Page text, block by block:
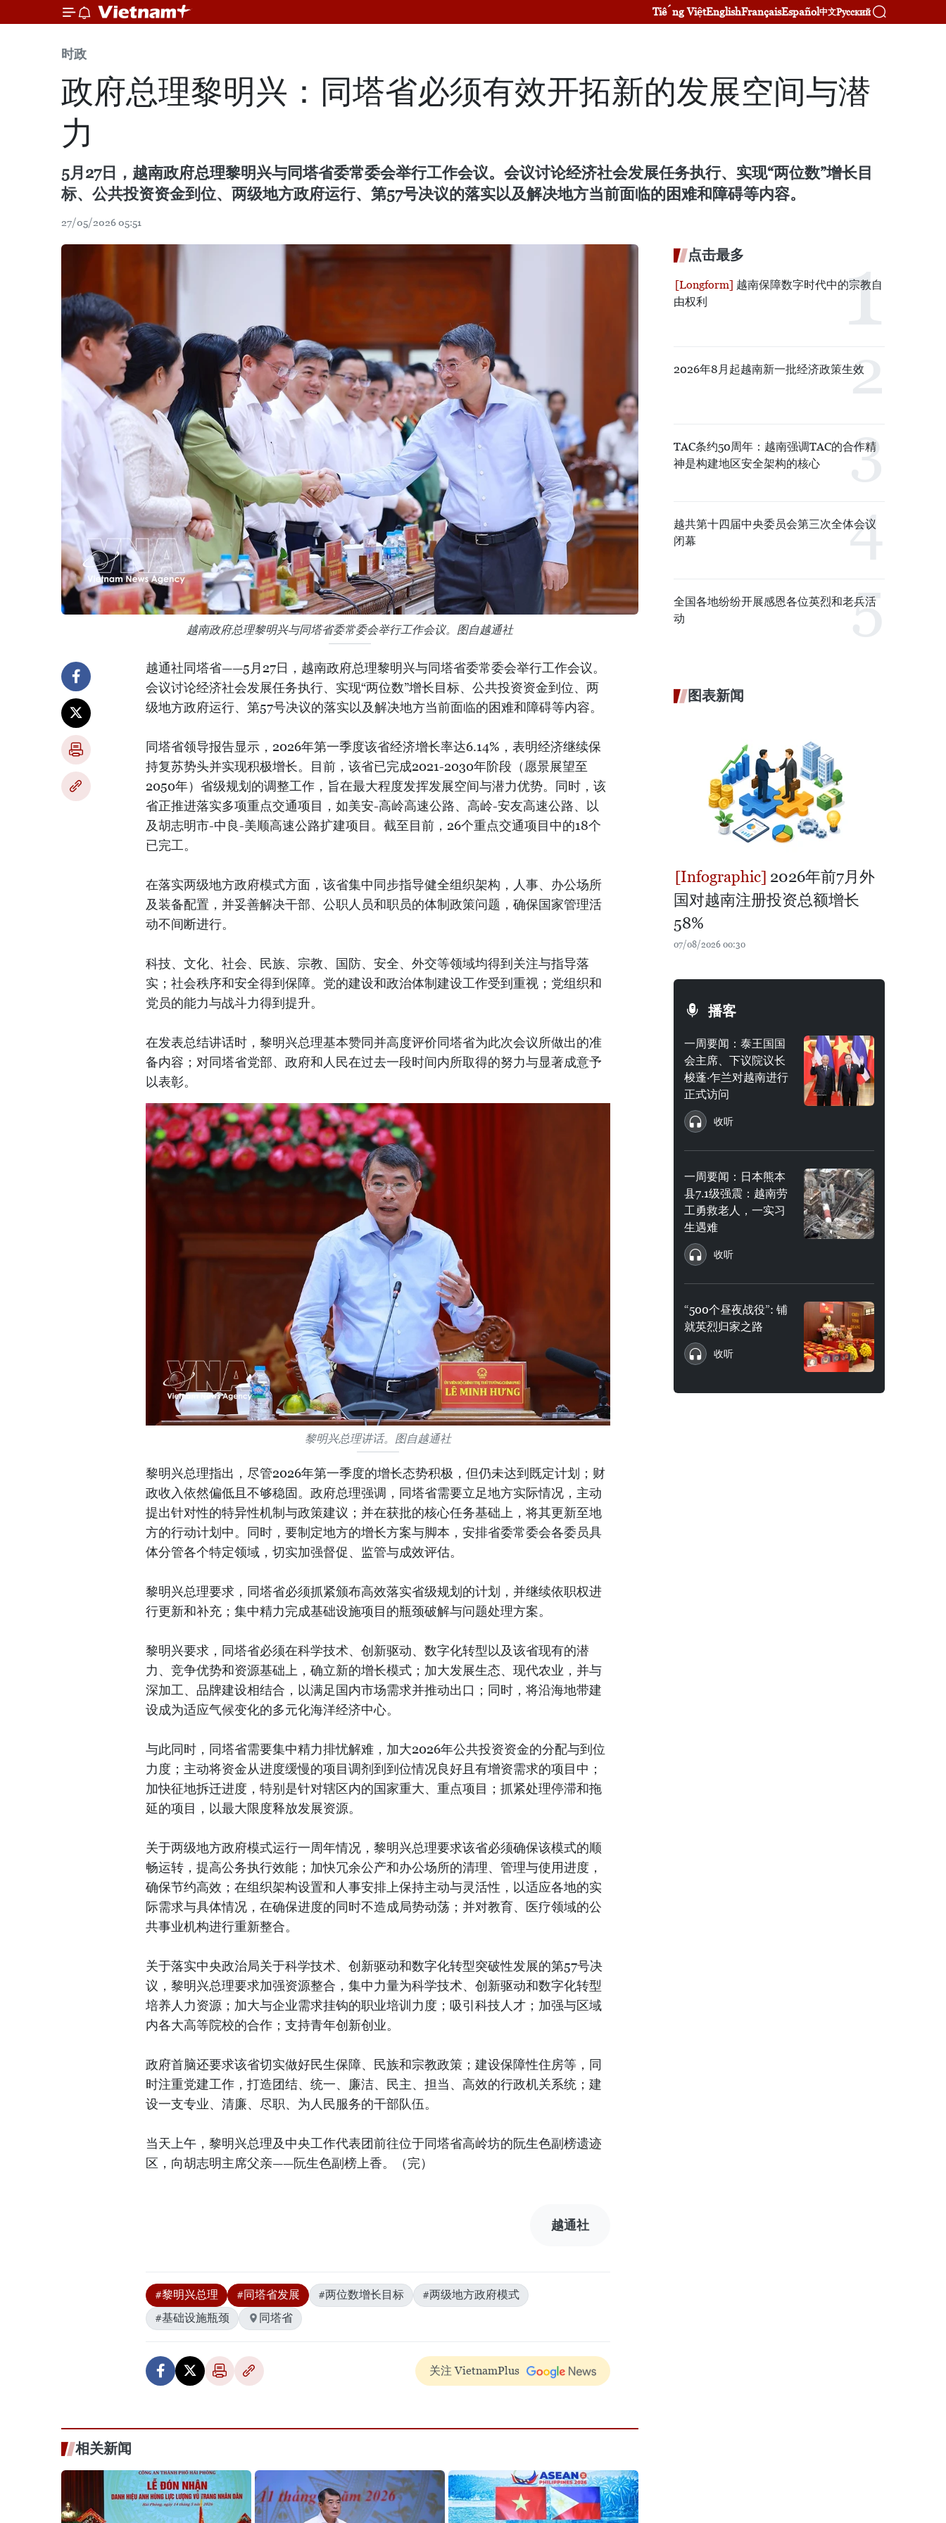
Tiếng ViệtEnglishFrançaisEspañol中文Русский
时政
政府总理黎明兴：同塔省必须有效开拓新的发展空间与潜
力
5月27日，越南政府总理黎明兴与同塔省委常委会举行工作会议。会议讨论经济社会发展任务执行、实现“两位数”增长目
标、公共投资资金到位、两级地方政府运行、第57号决议的落实以及解决地方当前面临的困难和障碍等内容。
27/05/2026 05:51
越南政府总理黎明兴与同塔省委常委会举行工作会议。图自越通社
越通社同塔省——5月27日，越南政府总理黎明兴与同塔省委常委会举行工作会议。
会议讨论经济社会发展任务执行、实现“两位数”增长目标、公共投资资金到位、两
级地方政府运行、第57号决议的落实以及解决地方当前面临的困难和障碍等内容。
同塔省领导报告显示，2026年第一季度该省经济增长率达6.14%，表明经济继续保
持复苏势头并实现积极增长。目前，该省已完成2021-2030年阶段（愿景展望至
2050年）省级规划的调整工作，旨在最大程度发挥发展空间与潜力优势。同时，该
省正推进落实多项重点交通项目，如美安-高岭高速公路、高岭-安友高速公路、以
及胡志明市-中良-美顺高速公路扩建项目。截至目前，26个重点交通项目中的18个
已完工。
在落实两级地方政府模式方面，该省集中同步指导健全组织架构，人事、办公场所
及装备配置，并妥善解决干部、公职人员和职员的体制政策问题，确保国家管理活
动不间断进行。
科技、文化、社会、民族、宗教、国防、安全、外交等领域均得到关注与指导落
实；社会秩序和安全得到保障。党的建设和政治体制建设工作受到重视；党组织和
党员的能力与战斗力得到提升。
在发表总结讲话时，黎明兴总理基本赞同并高度评价同塔省为此次会议所做出的准
备内容；对同塔省党部、政府和人民在过去一段时间内所取得的努力与显著成意予
以表彰。
黎明兴总理讲话。图自越通社
黎明兴总理指出，尽管2026年第一季度的增长态势积极，但仍未达到既定计划；财
政收入依然偏低且不够稳固。政府总理强调，同塔省需要立足地方实际情况，主动
提出针对性的特异性机制与政策建议；并在获批的核心任务基础上，将其更新至地
方的行动计划中。同时，要制定地方的增长方案与脚本，安排省委常委会各委员具
体分管各个特定领域，切实加强督促、监管与成效评估。
黎明兴总理要求，同塔省必须抓紧颁布高效落实省级规划的计划，并继续依职权进
行更新和补充；集中精力完成基础设施项目的瓶颈破解与问题处理方案。
黎明兴要求，同塔省必须在科学技术、创新驱动、数字化转型以及该省现有的潜
力、竞争优势和资源基础上，确立新的增长模式；加大发展生态、现代农业，并与
深加工、品牌建设相结合，以满足国内市场需求并推动出口；同时，将沿海地带建
设成为适应气候变化的多元化海洋经济中心。
与此同时，同塔省需要集中精力排忧解难，加大2026年公共投资资金的分配与到位
力度；主动将资金从进度缓慢的项目调剂到到位情况良好且有增资需求的项目中；
加快征地拆迁进度，特别是针对辖区内的国家重大、重点项目；抓紧处理停滞和拖
延的项目，以最大限度释放发展资源。
关于两级地方政府模式运行一周年情况，黎明兴总理要求该省必须确保该模式的顺
畅运转，提高公务执行效能；加快冗余公产和办公场所的清理、管理与使用进度，
确保节约高效；在组织架构设置和人事安排上保持主动与灵活性，以适应各地的实
际需求与具体情况，在确保进度的同时不造成局势动荡；并对教育、医疗领域的公
共事业机构进行重新整合。
关于落实中央政治局关于科学技术、创新驱动和数字化转型突破性发展的第57号决
议，黎明兴总理要求加强资源整合，集中力量为科学技术、创新驱动和数字化转型
培养人力资源；加大与企业需求挂钩的职业培训力度；吸引科技人才；加强与区域
内各大高等院校的合作；支持青年创新创业。
政府首脑还要求该省切实做好民生保障、民族和宗教政策；建设保障性住房等，同
时注重党建工作，打造团结、统一、廉洁、民主、担当、高效的行政机关系统；建
设一支专业、清廉、尽职、为人民服务的干部队伍。
当天上午，黎明兴总理及中央工作代表团前往位于同塔省高岭坊的阮生色副榜遗迹
区，向胡志明主席父亲——阮生色副榜上香。（完）
越通社
#黎明兴总理 #同塔省发展 #两位数增长目标
#两级地方政府模式
#基础设施瓶颈
同塔省
关注 VietnamPlus
相关新闻
点击最多
越南保障数字时代中的宗教自
由权利
2026年8月起越南新一批经济政策生效
TAC条约50周年：越南强调TAC的合作精
神是构建地区安全架构的核心
越共第十四届中央委员会第三次全体会议
闭幕
全国各地纷纷开展感恩各位英烈和老兵活
动
图表新闻
2026年前7月外
国对越南注册投资总额增长
58%
07/08/2026 00:30
播客
一周要闻：泰王国国
会主席、下议院议长
梭蓬·乍兰对越南进行
正式访问
收听
一周要闻：日本熊本
县7.1级强震：越南劳
工勇救老人，一实习
生遇难
收听
“500个昼夜战役”: 铺
就英烈归家之路
收听